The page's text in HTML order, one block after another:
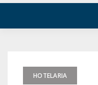
HOTELARIA